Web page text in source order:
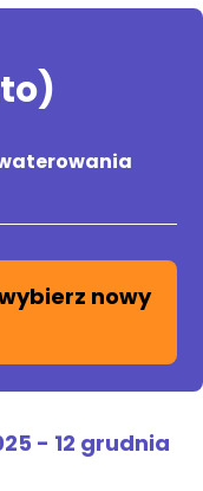
nowy
- 12 grudnia